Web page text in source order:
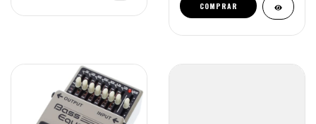
COMPRAR